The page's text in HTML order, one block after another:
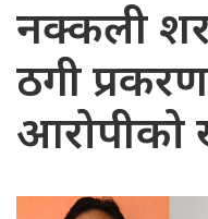
नक्कली
ठगी
आरोपीको